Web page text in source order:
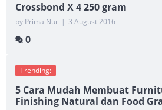
Crossbond X 4 250 gram
by Prima Nur | 3 August 2016
0
Trending:
5 Cara Mudah Membuat
Finishing Natural dan Food